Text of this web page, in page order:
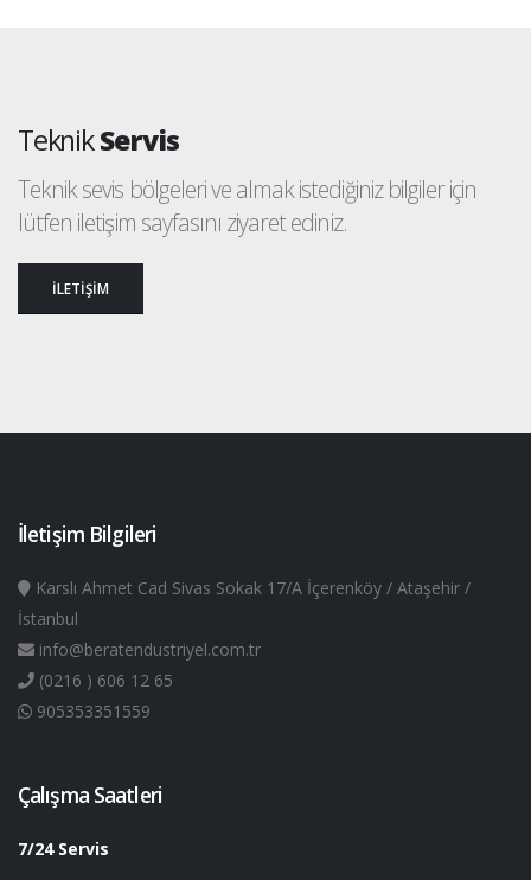
TeknikServis
Teknik sevis bölgeleri ve almak istediğiniz bilgiler için
lütfen iletişim sayfasını ziyaret ediniz.
İLETİŞİM
İletişim Bilgileri
Karslı Ahmet Cad Sivas Sokak 17/A İçerenköy / Ataşehir /
İstanbul
info@beratendustriyel.com.tr
(0216 ) 606 12 65
905353351559
Çalışma Saatleri
7/24 Servis